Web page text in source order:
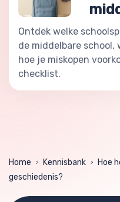
Ontdek welke
de middelbare school,
hoe je miskopen
checklist.
Home > Kennisbank >
Hoe
geschiedenis?